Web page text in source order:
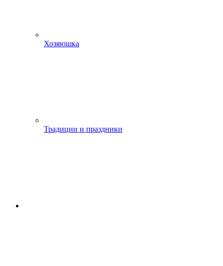
Хозяюшка
Традиции и праздники